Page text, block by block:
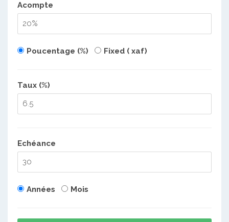
Acompte
Poucentage (%) Fixed ( xaf)
Taux (%)
Echéance
Années Mois